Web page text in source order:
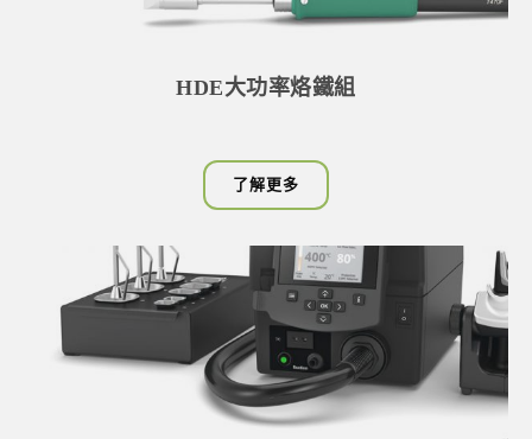
HDE大功率烙鐵組
了解更多